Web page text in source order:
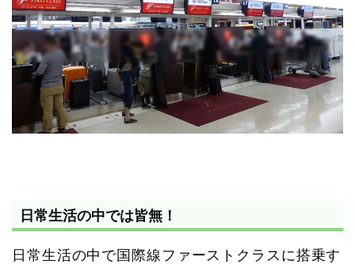
日常生活の中では皆無！
日常生活の中で国際線ファーストクラスに搭乗す